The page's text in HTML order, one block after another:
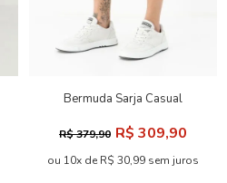
Bermuda Sarja Casual
R$ 379,90 R$ 309,90
ou 10x de R$ 30,99 sem juros